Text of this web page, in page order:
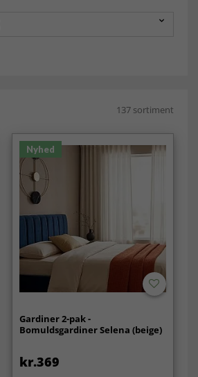
137 sortiment
Nyhed
Gardiner 2-pak -
Bomuldsgardiner Selena (beige)
kr.369